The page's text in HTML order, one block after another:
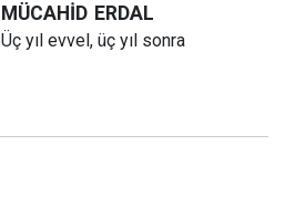
MÜCAHİD ERDAL
Üç yıl evvel, üç yıl sonra